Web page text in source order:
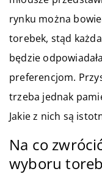
rynku można
torebek, stąd
będzie
preferencjom.
trzeba jednak
Jakie z nich są
Na co
wyboru